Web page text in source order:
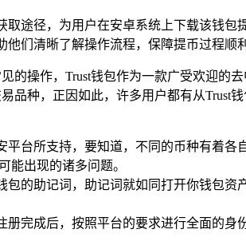
途径，为用户在安卓系统上下载该钱包
们清晰了解操作流程，保障提币过程顺
操作，Trust钱包作为一款广受欢迎的
种，正因如此，许多用户都有从Trust
台所支持，要知道，不同的币种有着
能出现的诸多问题。
的助记词，助记词就如同打开你钱包
完成后，按照平台的要求进行全面的身